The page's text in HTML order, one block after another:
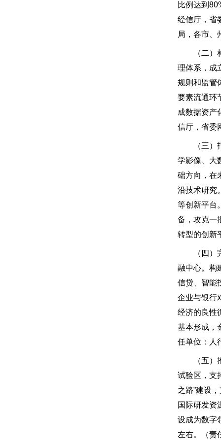
比例达到
经信厅，省
局，各市、
（二）构
理体系，成
规则和监管
要素流通环
成数据资产
信厅，省委
（三）打
学影像、大
础方向，在
沿技术研究
等创新平台
备，攻克一
转型的创新
（四）完
融中心。构
信贷、智能
企业与银行
经济的良性
基本形成，
任单位：人
（五）推
试验区，支
之路”建设
国际研发资
设成为数字
左右。（责